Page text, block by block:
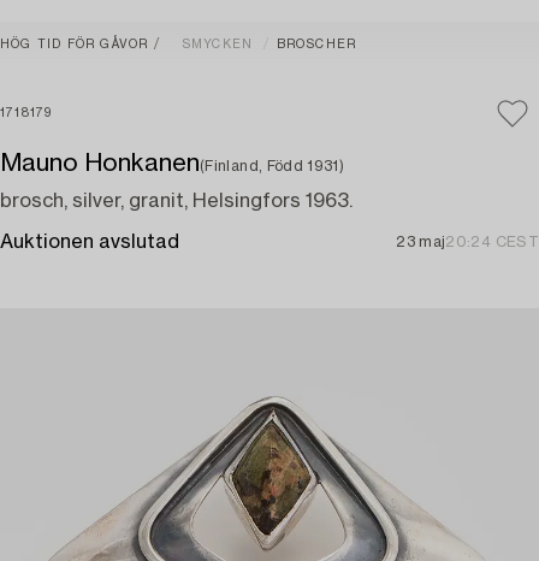
HÖG TID FÖR GÅVOR SMYCKEN BROSCHER
1718179
Mauno Honkanen(Finland, Född 1931)
brosch, silver, granit, Helsingfors 1963.
Auktionen avslutad 23 maj20:24 CEST